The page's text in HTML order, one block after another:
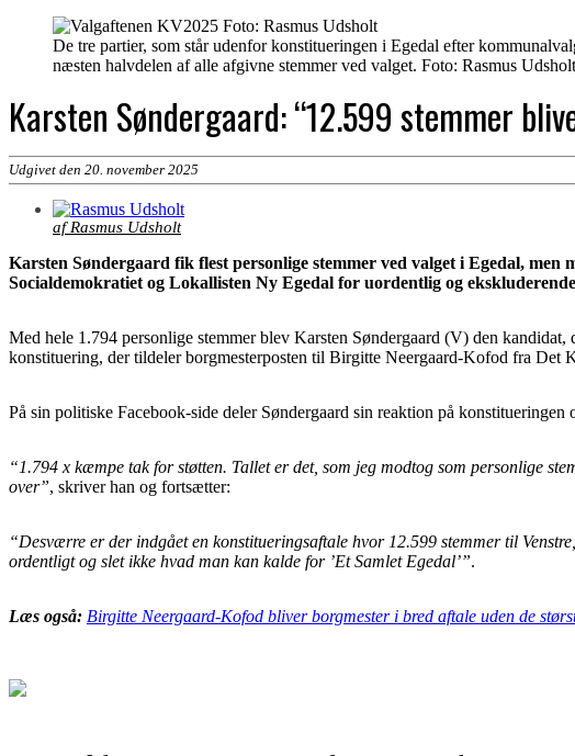
De tre partier, som står udenfor konstitueringen i Egedal efter
næsten halvdelen af alle afgivne stemmer ved valget. Foto: Rasmus Udsholt
Karsten Søndergaard: “12.599 stemmer
Udgivet den 20. november 2025
af Rasmus Udsholt
Karsten Søndergaard fik flest personlige stemmer ved valget i Egedal,
Socialdemokratiet og Lokallisten Ny Egedal for uordentlig og
Med hele 1.794 personlige stemmer blev Karsten Søndergaard (V) den
konstituering, der tildeler borgmesterposten til Birgitte Neergaard-Kofod fra Det
På sin politiske Facebook-side deler Søndergaard sin reaktion på
“1.794 x kæmpe tak for støtten. Tallet er det, som jeg modtog som personlige
over”, skriver han og fortsætter:
“Desværre er der indgået en konstitueringsaftale hvor 12.599 stemmer til
ordentligt og slet ikke hvad man kan kalde for ’Et Samlet Egedal’”.
Læs også: Birgitte Neergaard-Kofod bliver borgmester i bred aftale uden de